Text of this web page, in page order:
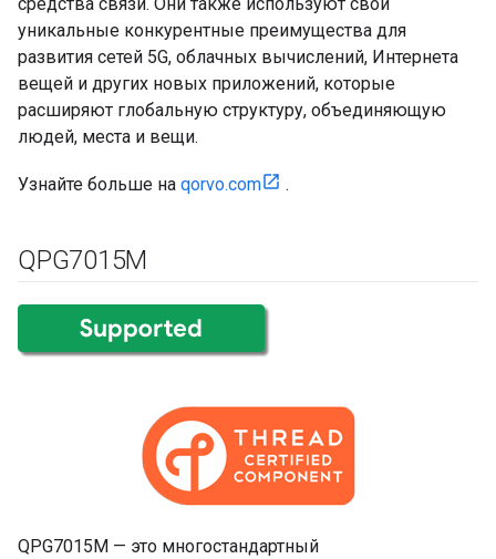
уникальные конкурентные преимущества для
развития сетей 5G, облачных вычислений, Интернета
вещей и других новых приложений, которые
расширяют глобальную структуру, объединяющую
людей, места и вещи.
Узнайте больше на qorvo.com .
QPG7015M
QPG7015M — это многостандартный